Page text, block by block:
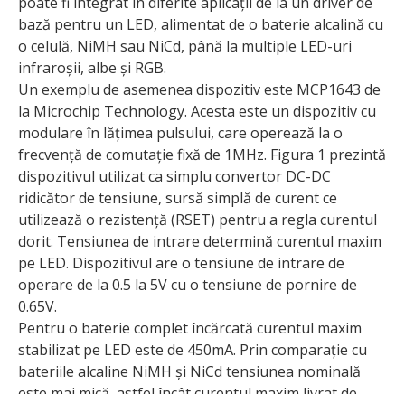
bază pentru un LED, alimentat de o baterie alcalină cu
o celulă, NiMH sau NiCd, până la multiple LED-uri
infraroșii, albe și RGB.
Un exemplu de asemenea dispozitiv este MCP1643 de
la Microchip Technology. Acesta este un dispo­zitiv cu
modulare în lățimea pulsului, care operează la o
frecvență de comutație fixă de 1MHz. Figura 1 prezintă
dispozitivul utilizat ca simplu convertor DC-DC
ridicător de tensiune, sursă simplă de curent ce
utilizează o rezistență (RSET) pentru a regla curentul
dorit. Tensiunea de intrare determină curentul maxim
pe LED. Dispozitivul are o tensiune de intrare de
operare de la 0.5 la 5V cu o tensiune de pornire de
0.65V.
Pentru o baterie complet încărcată curentul maxim
stabilizat pe LED este de 450mA. Prin comparație cu
bateriile alcaline NiMH și NiCd tensiunea nominală